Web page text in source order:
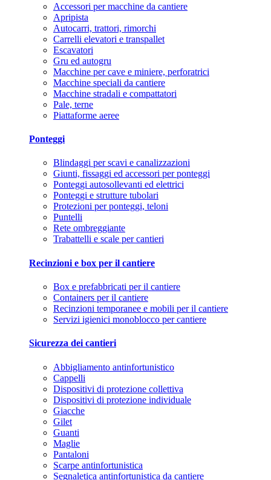
Accessori per macchine da cantiere
Apripista
Autocarri, trattori, rimorchi
Carrelli elevatori e transpallet
Escavatori
Gru ed autogru
Macchine per cave e miniere, perforatrici
Macchine speciali da cantiere
Macchine stradali e compattatori
Pale, terne
Piattaforme aeree
Ponteggi
Blindaggi per scavi e canalizzazioni
Giunti, fissaggi ed accessori per ponteggi
Ponteggi autosollevanti ed elettrici
Ponteggi e strutture tubolari
Protezioni per ponteggi, teloni
Puntelli
Rete ombreggiante
Trabattelli e scale per cantieri
Recinzioni e box per il cantiere
Box e prefabbricati per il cantiere
Containers per il cantiere
Recinzioni temporanee e mobili per il cantiere
Servizi igienici monoblocco per cantiere
Sicurezza dei cantieri
Abbigliamento antinfortunistico
Cappelli
Dispositivi di protezione collettiva
Dispositivi di protezione individuale
Giacche
Gilet
Guanti
Maglie
Pantaloni
Scarpe antinfortunistica
Segnaletica antinfortunistica da cantiere